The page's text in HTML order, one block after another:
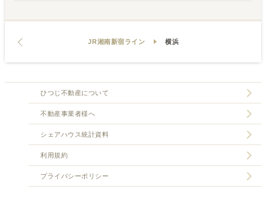
JR湘南新宿ライン 横浜
ひつじ不動産について
不動産事業者様へ
シェアハウス統計資料
利用規約
プライバシーポリシー